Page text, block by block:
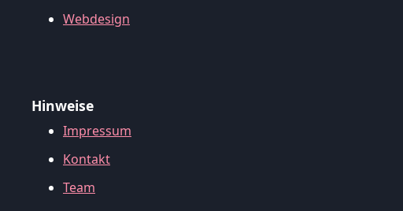
Webdesign
Hinweise
Impressum
Kontakt
Team